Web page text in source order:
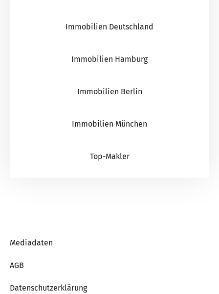
Immobilien Deutschland
Immobilien Hamburg
Immobilien Berlin
Immobilien München
Top-Makler
Mediadaten
AGB
Datenschutzerklärung